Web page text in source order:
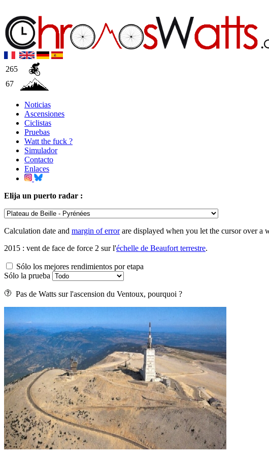
265
67
Noticias
Ascensiones
Ciclistas
Pruebas
Watt the fuck ?
Simulador
Contacto
Enlaces
Elija un puerto radar :
Calculation date and margin of errorare displayed when you let the cursor over a
2015 : vent de face de force 2 sur l'échelle de Beaufort terrestre.
Sólo los mejores rendimientos por etapa
Sólo la prueba
Pas de Watts sur l'ascension du Ventoux, pourquoi ?